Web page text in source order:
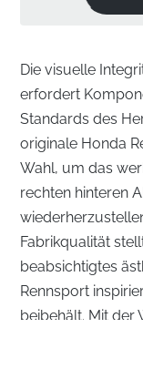
Die visuelle
erfordert
Standards des
originale Honda
Wahl, um das
rechten hinteren
Fabrikqualität
beabsichtigtes
Rennsport
beibehält. Mit der